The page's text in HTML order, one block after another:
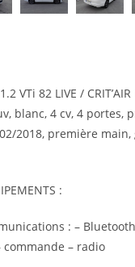
2018, première main,
:
: – Bluetooth
automatique des